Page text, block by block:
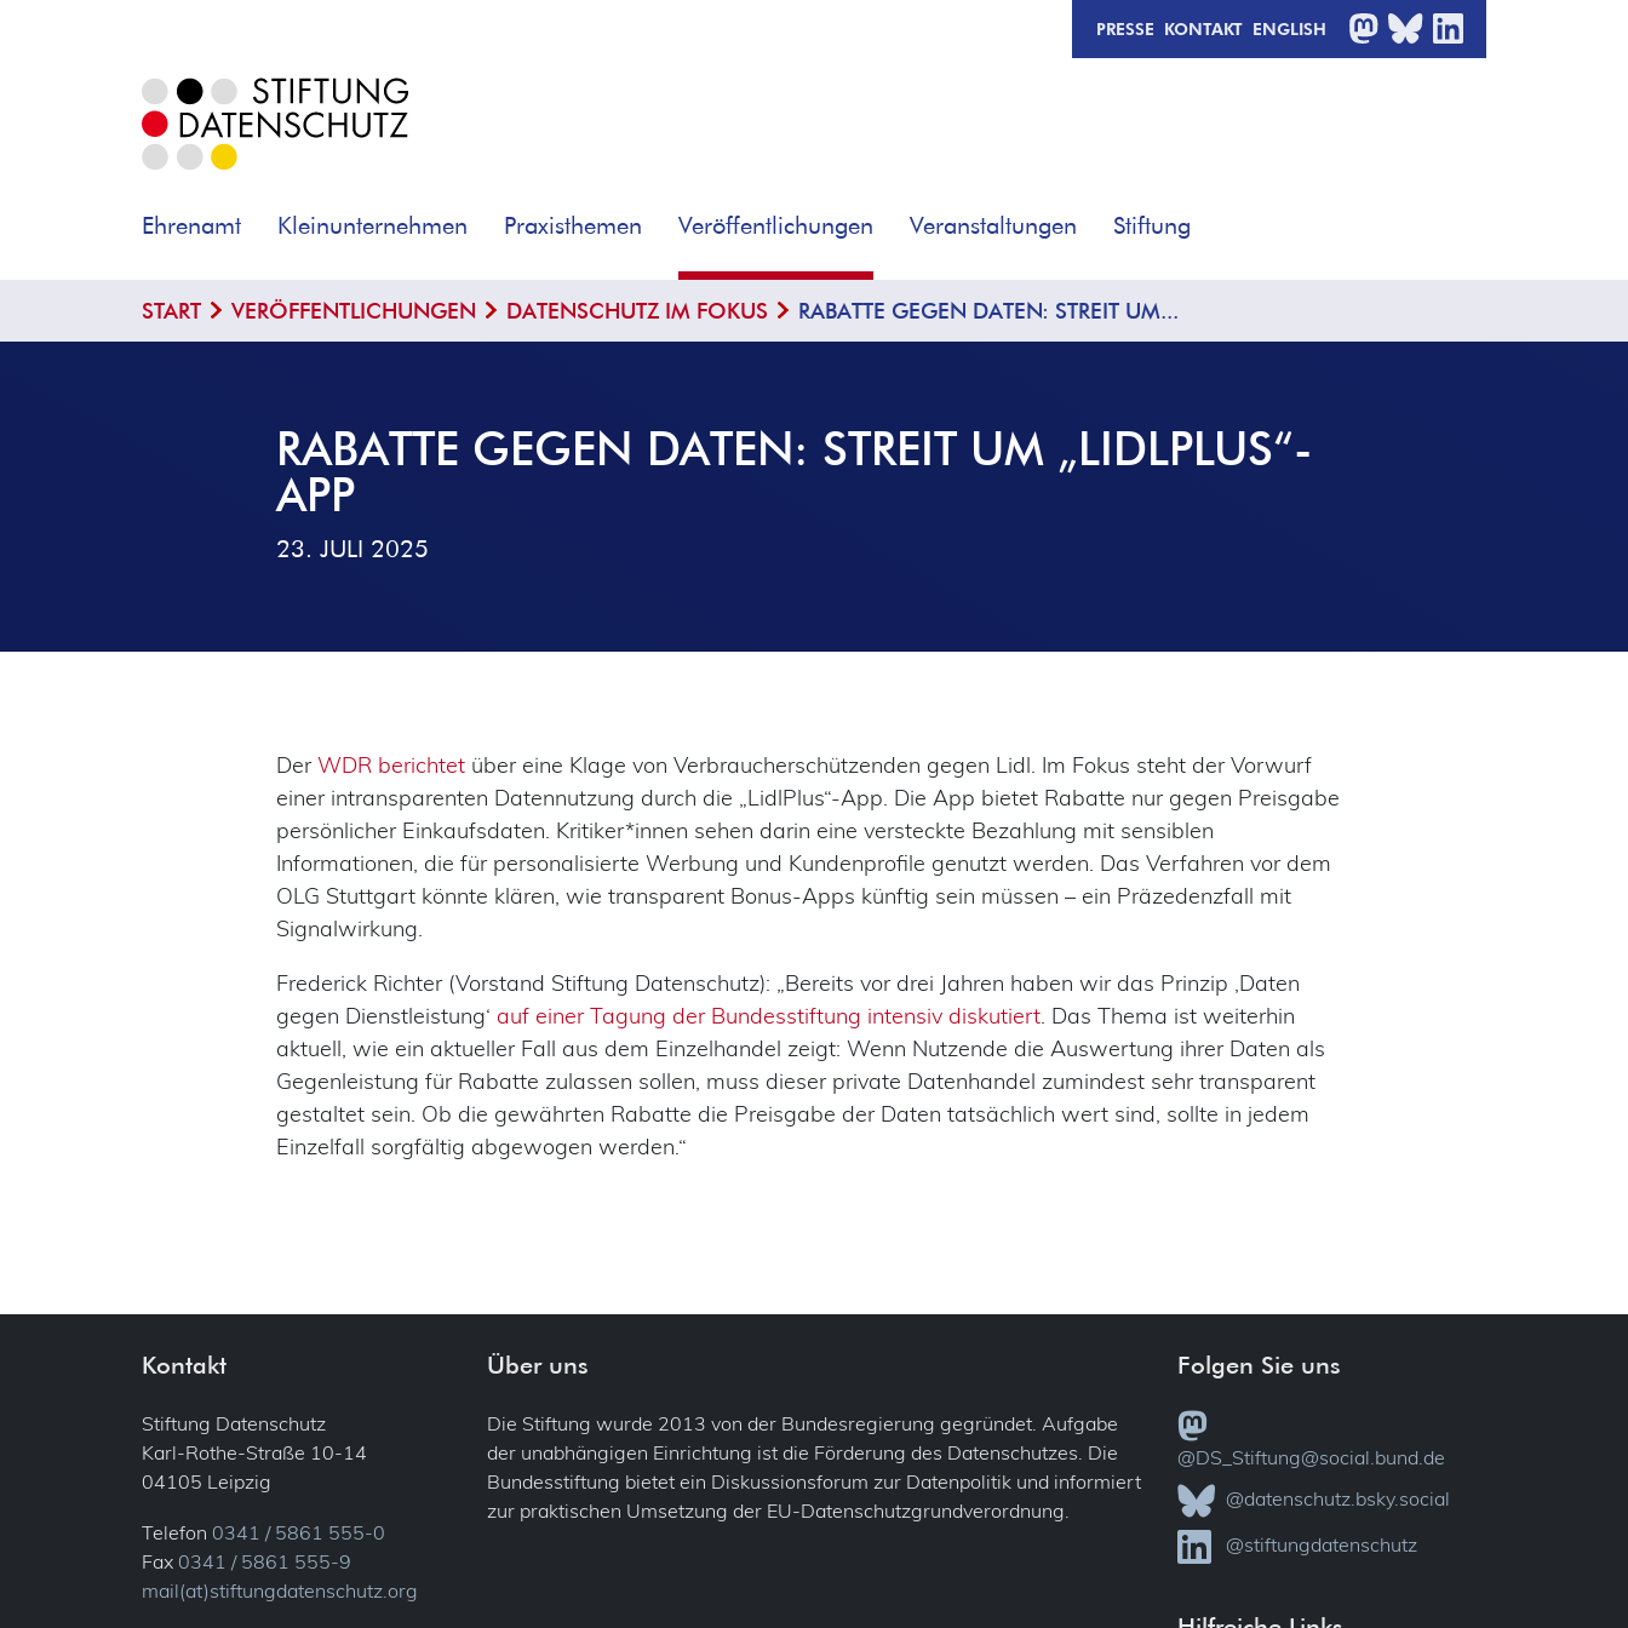
PRESSE KONTAKT ENGLISH MASTODON
BLUESKY
Ehrenamt Kleinunternehmen Praxisthemen Veröffentlichungen Veranstaltungen Stiftung
START VERÖFFENTLICHUNGEN DATENSCHUTZ IM FOKUS RABATTE GEGEN DATEN: STREIT UM...
RABATTE GEGEN DATEN: STREIT UM „LIDLPLUS“-
APP
23. JULI 2025
DerWDR berichtet über eine Klage von Verbraucherschützenden gegen Lidl. Im Fokus steht der Vorwurf
einer intransparenten Datennutzung durch die „LidlPlus“-App. Die App bietet Rabatte nur gegen Preisgabe
persönlicher Einkaufsdaten. Kritiker*innen sehen darin eine versteckte Bezahlung mit sensiblen
Informationen, die für personalisierte Werbung und Kundenprofile genutzt werden. Das Verfahren vor dem
OLG Stuttgart könnte klären, wie transparent Bonus-Apps künftig sein müssen – ein Präzedenzfall mit
Signalwirkung.
Frederick Richter (Vorstand Stiftung Datenschutz): „Bereits vor drei Jahren haben wir das Prinzip ‚Daten
gegen Dienstleistung‘ auf einer Tagung der Bundesstiftung intensiv diskutiert . Das Thema ist weiterhin
aktuell, wie ein aktueller Fall aus dem Einzelhandel zeigt: Wenn Nutzende die Auswertung ihrer Daten als
Gegenleistung für Rabatte zulassen sollen, muss dieser private Datenhandel zumindest sehr transparent
gestaltet sein. Ob die gewährten Rabatte die Preisgabe der Daten tatsächlich wert sind, sollte in jedem
Einzelfall sorgfältig abgewogen werden.“
Kontakt
Stiftung Datenschutz
Karl-Rothe-Straße 10-14
04105 Leipzig
Telefon 0341 / 5861 555-0
Fax 0341 / 5861 555-9
mail(at)stiftungdatenschutz.org
Über uns
Die Stiftung wurde 2013 von der Bundesregierung gegründet. Aufgabe
der unabhängigen Einrichtung ist die Förderung des Datenschutzes. Die
Bundesstiftung bietet ein Diskussionsforum zur Datenpolitik und informiert
zur praktischen Umsetzung der EU-Datenschutzgrundverordnung.
Folgen Sie uns
@DS_Stiftung@social.bund.de
@datenschutz.bsky.social
@stiftungdatenschutz